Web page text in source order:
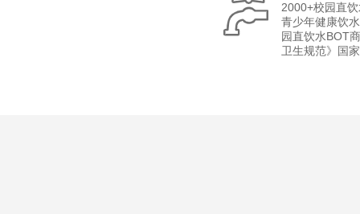
2000+校园直
青少年健康饮
园直饮水BOT
卫生规范》国